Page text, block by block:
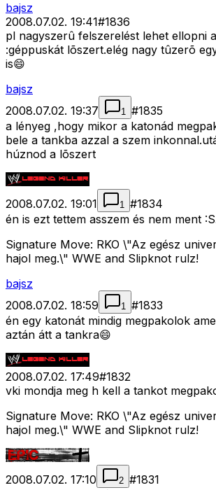
bajsz
2008.07.02. 19:41#1836
pl nagyszerû felszerelést lehet ellopni
:géppuskát lõszert.elég nagy tûzerõ
is😄
bajsz
2008.07.02. 19:37
1 #1835
a lényeg ,hogy mikor a katonád
bele a tankba azzal a szem
húznod a lõszert
2008.07.02. 19:01 1 #1834
én is ezt tettem asszem és nem ment
Signature Move: RKO \"Az egész
hajol meg.\" WWE and Slipknot rulz!
bajsz
2008.07.02. 18:59
1 #1833
én egy katonát mindig megpakolok
aztán átt a tankra😄
2008.07.02. 17:49#1832
vki mondja meg h kell a tankot
Signature Move: RKO \"Az egész
hajol meg.\" WWE and Slipknot rulz!
2008.07.02. 17:10 2 #1831